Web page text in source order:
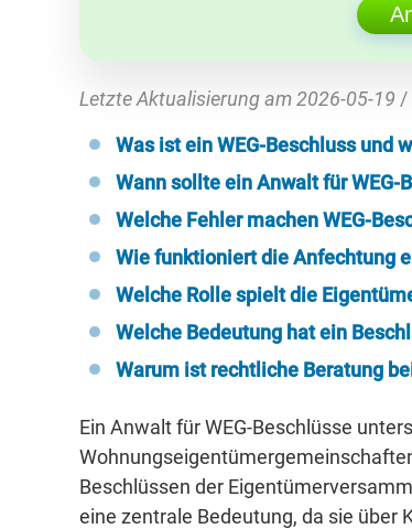
Letzte Aktualisierung am 2026-05-19 /
Was ist ein WEG-Beschluss und
Wann sollte ein Anwalt für
Welche Fehler machen WEG-
Wie funktioniert die Anfechtung
Welche Rolle spielt die
Welche Bedeutung hat ein
Warum ist rechtliche Beratung
Ein Anwalt für WEG-Beschlüsse
Beschlüssen der
eine zentrale Bedeutung, da sie über